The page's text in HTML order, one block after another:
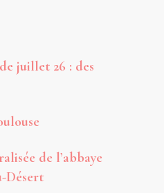
juillet 26 : des
de l’abbaye
Désert